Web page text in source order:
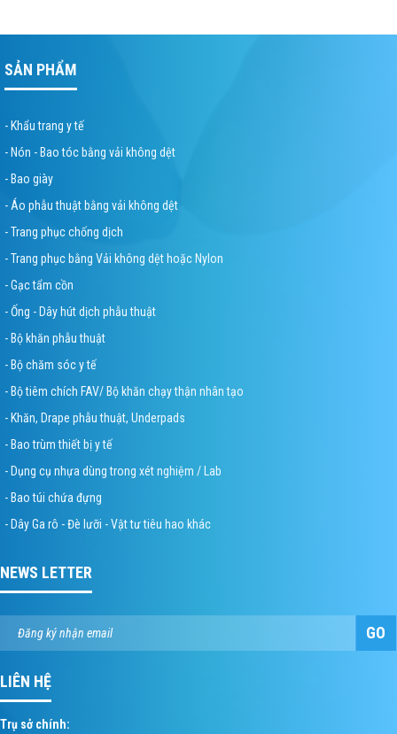
SẢN PHẨM
- Khẩu trang y tế
- Nón - Bao tóc bằng vải không dệt
- Bao giày
- Áo phẫu thuật bằng vải không dệt
- Trang phục chống dịch
- Trang phục bằng Vải không dệt hoặc Nylon
- Gạc tẩm cồn
- Ống - Dây hút dịch phẫu thuật
- Bộ khăn phẫu thuật
- Bộ chăm sóc y tế
- Bộ tiêm chích FAV/ Bộ khăn chạy thận nhân tạo
- Khăn, Drape phẫu thuật, Underpads
- Bao trùm thiết bị y tế
- Dụng cụ nhựa dùng trong xét nghiệm / Lab
- Bao túi chứa đựng
- Dây Ga rô - Đè lưỡi - Vật tư tiêu hao khác
NEWS LETTER
GO
LIÊN HỆ
Trụ sở chính: